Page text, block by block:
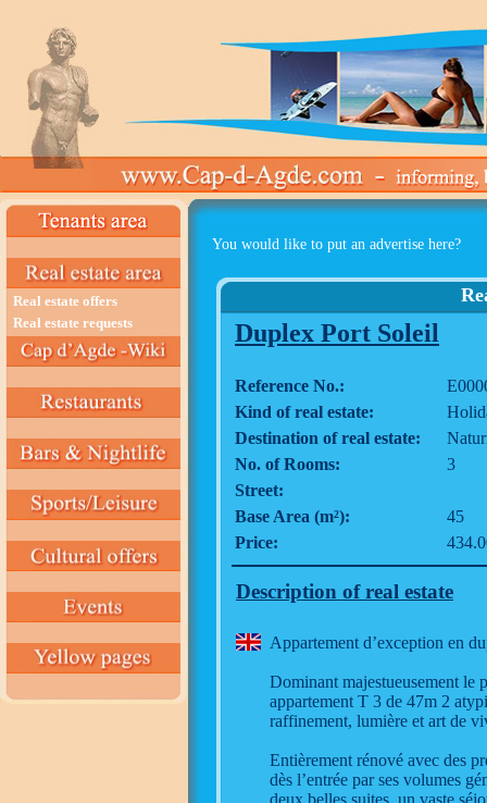
Real estate offers
Real estate requests
You would like to put an advertise here?
Duplex Port Soleil
Reference No.:
Kind of real estate:
Destination of real estate:
No. of Rooms:
3
Street:
Base Area (m²):
45
Price:
Description of real estate
Appartement d’exception en
Dominant majestueusement le
appartement T 3 de 47m 2
raffinement, lumière et art de
Entièrement rénové avec des
dès l’entrée par ses volumes
deux belles suites, un vaste